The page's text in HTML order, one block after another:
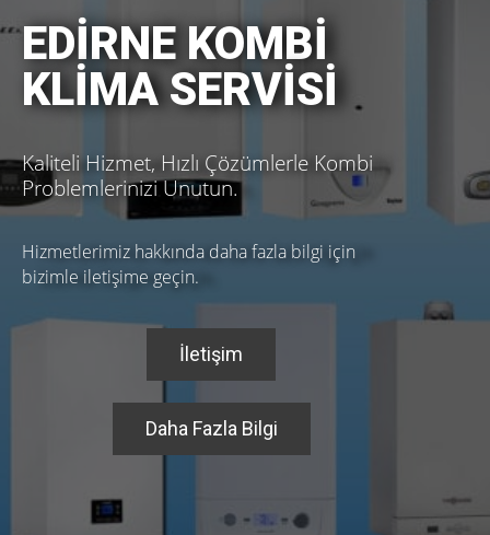
EDİRNE KOMBİ
KLİMA SERVİSİ
Kaliteli Hizmet, Hızlı Çözümlerle Kombi
Problemlerinizi Unutun.
Hizmetlerimiz hakkında daha fazla bilgi için
bizimle iletişime geçin.
İletişim
Daha Fazla Bilgi